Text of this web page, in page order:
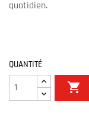
quotidien.
QUANTITÉ
